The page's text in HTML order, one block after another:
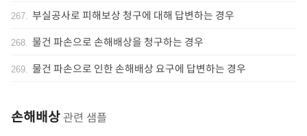
267. 부실공사로 피해보상 청구에 대해 답변하는 경우
268. 물건 파손으로 손해배상을 청구하는 경우
269. 물건 파손으로 인한 손해배상 요구에 답변하는 경우
손해배상 관련 샘플